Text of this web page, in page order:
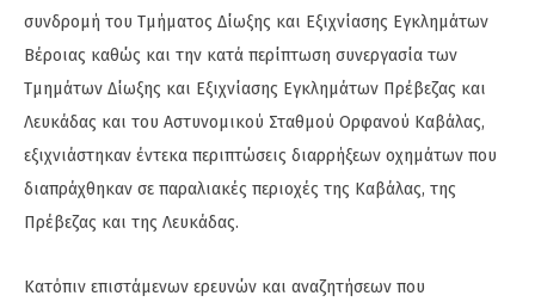
συνδρομή του Τμήματος Δίωξης και Εξιχνίασης Εγκλημάτων
Βέροιας καθώς και την κατά περίπτωση συνεργασία των
Τμημάτων Δίωξης και Εξιχνίασης Εγκλημάτων Πρέβεζας και
Λευκάδας και του Αστυνομικού Σταθμού Ορφανού Καβάλας,
εξιχνιάστηκαν έντεκα περιπτώσεις διαρρήξεων οχημάτων που
διαπράχθηκαν σε παραλιακές περιοχές της Καβάλας, της
Πρέβεζας και της Λευκάδας.
Κατόπιν επιστάμενων ερευνών και αναζητήσεων που